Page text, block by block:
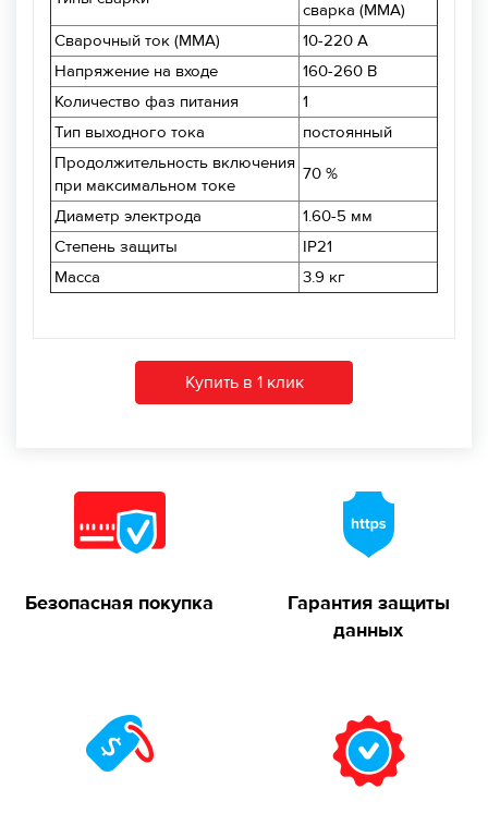
сварка (MMA)
Сварочный ток (MMA)
10-220 А
Напряжение на входе
160-260 В
Количество фаз питания
1
Тип выходного тока
постоянный
Продолжительность включения
при максимальном токе
70 %
Диаметр электрода
1.60-5 мм
Степень защиты
IP21
Масса
3.9 кг
Купить в 1 клик
Безопасная покупка
Гарантия защиты
данных